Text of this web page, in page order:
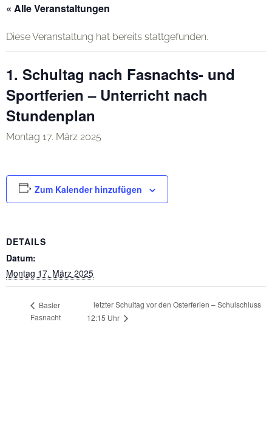
« Alle Veranstaltungen
Diese Veranstaltung hat bereits stattgefunden.
1. Schultag nach Fasnachts- und
Sportferien – Unterricht nach
Stundenplan
Montag 17. März 2025
Zum Kalender hinzufügen
DETAILS
Datum:
Montag 17. März 2025
Basler
Fasnacht
letzter Schultag vor den Osterferien – Schulschluss
12:15 Uhr